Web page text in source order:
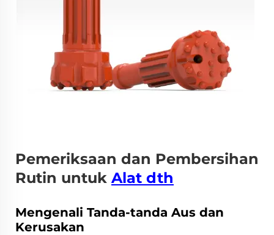
Pemeriksaan dan Pembersihan
Rutin untuk Alat dth
Mengenali Tanda-tanda Aus dan
Kerusakan